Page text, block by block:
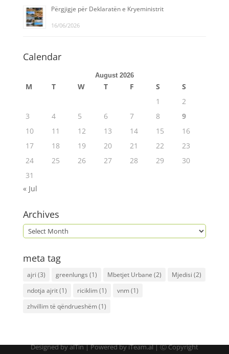
Përgjigje për Deklaratën e Kryeministrit
16/06/2026
Calendar
August 2026
M T W T F S
S
1
2
3
4 5 6 7 8
9
10
11 12 13 14 15
16
17
18 19 20 21 22
23
24
25 26 27 28 29
30
31
« Jul
Archives
meta tag
ajri (3) greenlungs (1) Mbetjet Urbane (2) Mjedisi (2)
ndotja ajrit(1) riciklim (1) vnm (1)
zhvillim të qëndrueshëm (1)
Designed by alTin | Powered by iTeam.al | Ⓒ Copyright